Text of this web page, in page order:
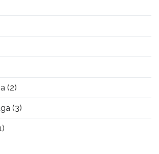
(2)
(3)